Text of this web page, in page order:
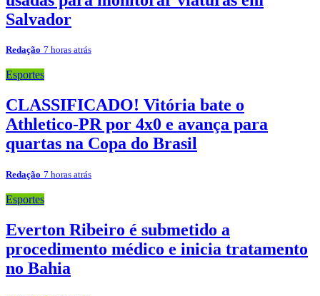
Salvador
Redação 7 horas atrás
Esportes
CLASSIFICADO! Vitória bate o
Athletico-PR por 4x0 e avança para
quartas na Copa do Brasil
Redação 7 horas atrás
Esportes
Everton Ribeiro é submetido a
procedimento médico e inicia tratamento
no Bahia